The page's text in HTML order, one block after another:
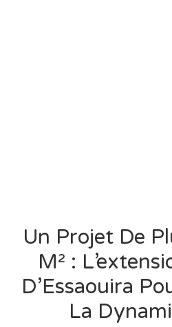
Un Projet De
M² :
D’Essaouira
La